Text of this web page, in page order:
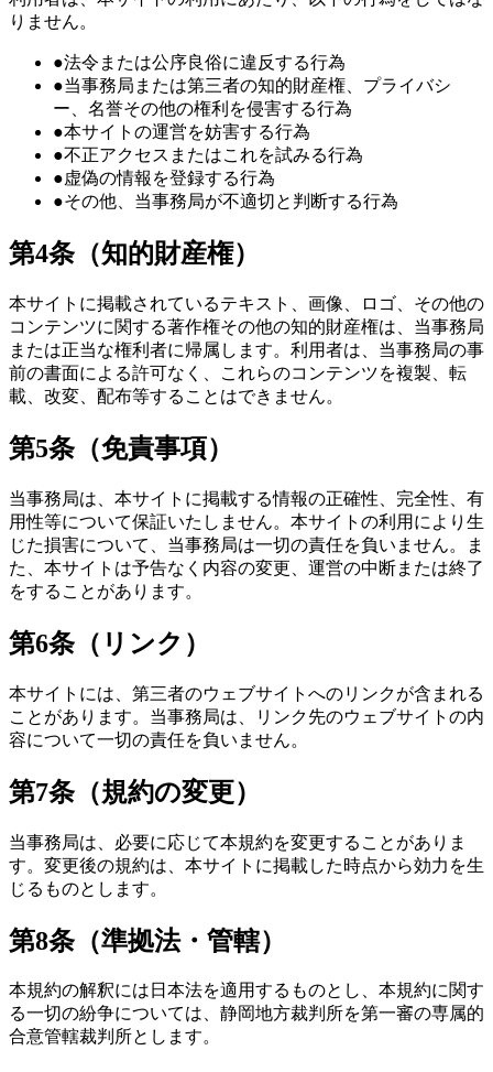
りません。
●法令または公序良俗に違反する行為
●当事務局または第三者の知的財産権、プライバシ
ー、名誉その他の権利を侵害する行為
●本サイトの運営を妨害する行為
●不正アクセスまたはこれを試みる行為
●虚偽の情報を登録する行為
●その他、当事務局が不適切と判断する行為
第4条（知的財産権）
本サイトに掲載されているテキスト、画像、ロゴ、その他の
コンテンツに関する著作権その他の知的財産権は、当事務局
または正当な権利者に帰属します。利用者は、当事務局の事
前の書面による許可なく、これらのコンテンツを複製、転
載、改変、配布等することはできません。
第5条（免責事項）
当事務局は、本サイトに掲載する情報の正確性、完全性、有
用性等について保証いたしません。本サイトの利用により生
じた損害について、当事務局は一切の責任を負いません。ま
た、本サイトは予告なく内容の変更、運営の中断または終了
をすることがあります。
第6条（リンク）
本サイトには、第三者のウェブサイトへのリンクが含まれる
ことがあります。当事務局は、リンク先のウェブサイトの内
容について一切の責任を負いません。
第7条（規約の変更）
当事務局は、必要に応じて本規約を変更することがありま
す。変更後の規約は、本サイトに掲載した時点から効力を生
じるものとします。
第8条（準拠法・管轄）
本規約の解釈には日本法を適用するものとし、本規約に関す
る一切の紛争については、静岡地方裁判所を第一審の専属的
合意管轄裁判所とします。